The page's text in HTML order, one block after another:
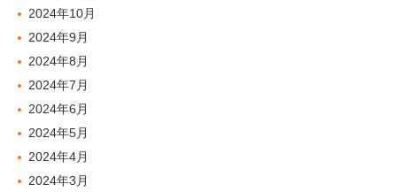
2024年10月
2024年9月
2024年8月
2024年7月
2024年6月
2024年5月
2024年4月
2024年3月